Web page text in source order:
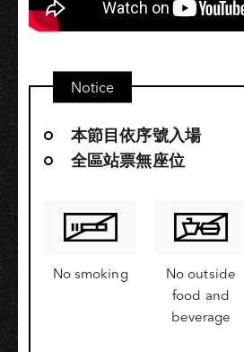
Notice
本節目依序號入場
全區站票無座位
No smoking
No outside
food and
beverage